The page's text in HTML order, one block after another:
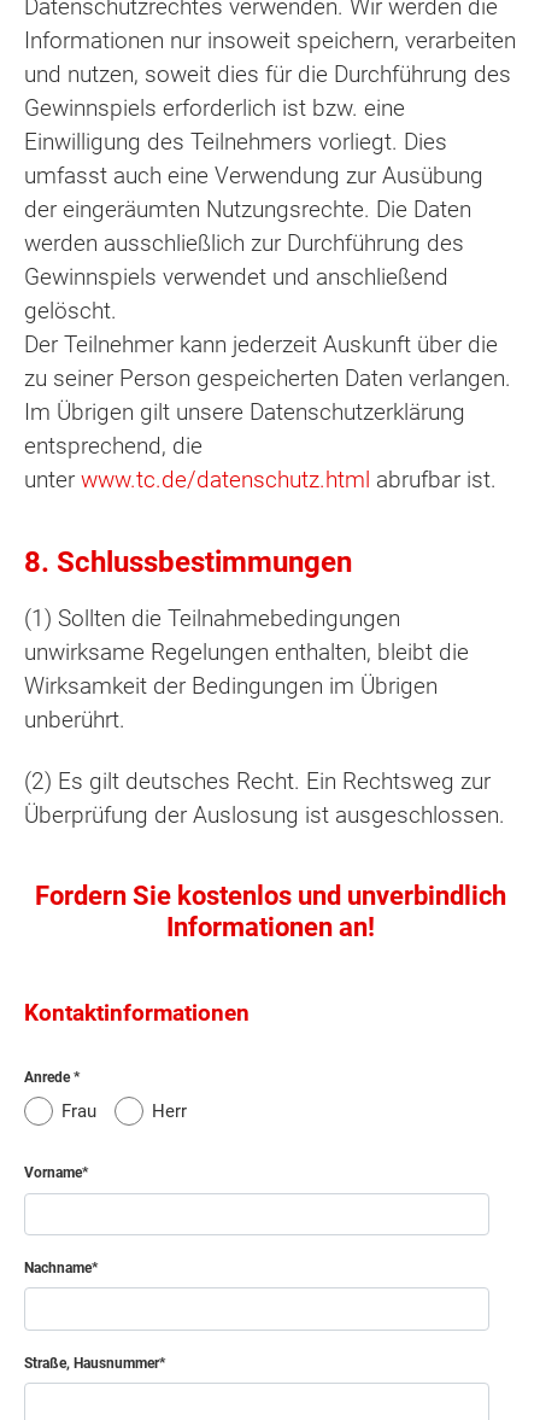
Datenschutzrechtes verwenden. Wir werden die
Informationen nur insoweit speichern, verarbeiten
und nutzen, soweit dies für die Durchführung des
Gewinnspiels erforderlich ist bzw. eine
Einwilligung des Teilnehmers vorliegt. Dies
umfasst auch eine Verwendung zur Ausübung
der eingeräumten Nutzungsrechte. Die Daten
werden ausschließlich zur Durchführung des
Gewinnspiels verwendet und anschließend
gelöscht.
Der Teilnehmer kann jederzeit Auskunft über die
zu seiner Person gespeicherten Daten verlangen.
Im Übrigen gilt unsere Datenschutzerklärung
entsprechend, die
unter www.tc.de/datenschutz.html abrufbar ist.
8. Schlussbestimmungen
(1) Sollten die Teilnahmebedingungen
unwirksame Regelungen enthalten, bleibt die
Wirksamkeit der Bedingungen im Übrigen
unberührt.
(2) Es gilt deutsches Recht. Ein Rechtsweg zur
Überprüfung der Auslosung ist ausgeschlossen.
Fordern Sie kostenlos und unverbindlich
Informationen an!
Kontaktinformationen
Anrede
Frau Herr
Vorname
Nachname
Straße, Hausnummer